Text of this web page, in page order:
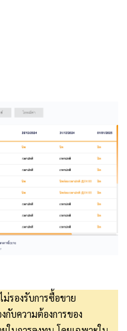
ม่รองรับการซื้อขาย
กับความต้องการของ